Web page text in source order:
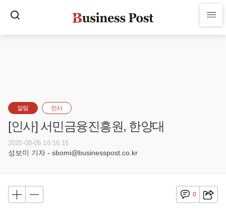
알림 인사
[인사] 서민금융진흥원, 한양대
2020-08-05 16:16:16
성보미 기자 - sbomi@businesspost.co.kr
0